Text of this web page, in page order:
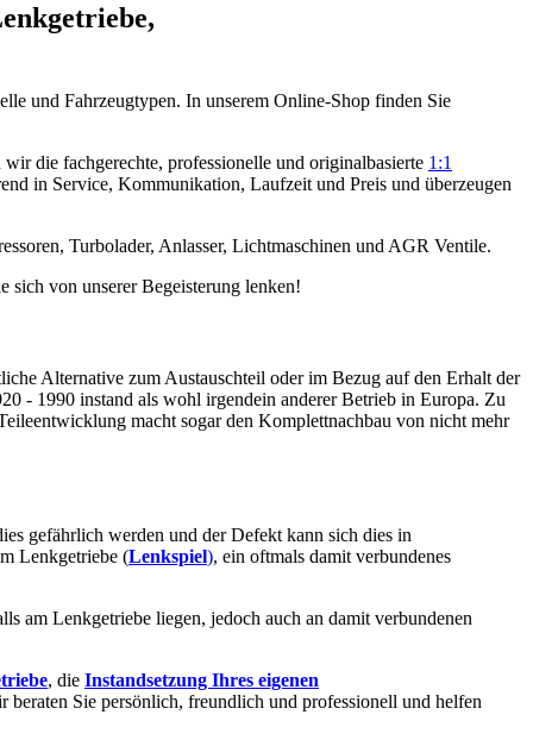
und Fahrzeugtypen. In unserem Online-Shop finden Sie
die fachgerechte, professionelle und originalbasierte 1:1
in Service, Kommunikation, Laufzeit und Preis und überzeugen
Turbolader, Anlasser, Lichtmaschinen und AGR Ventile.
sich von unserer Begeisterung lenken!
Alternative zum Austauschteil oder im Bezug auf den Erhalt der
- 1990 instand als wohl irgendein anderer Betrieb in Europa. Zu
macht sogar den Komplettnachbau von nicht mehr
gefährlich werden und der Defekt kann sich dies in
Lenkgetriebe (Lenkspiel), ein oftmals damit verbundenes
am Lenkgetriebe liegen, jedoch auch an damit verbundenen
, die Instandsetzung Ihres eigenen
beraten Sie persönlich, freundlich und professionell und helfen